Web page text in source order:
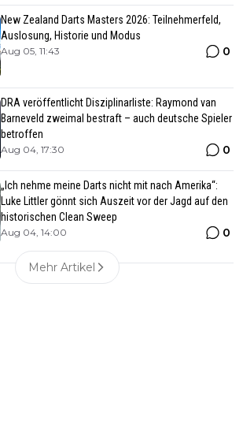
New Zealand Darts Masters 2026: Teilnehmerfeld,
Auslosung, Historie und Modus
Aug 05, 11:43 0
DRA veröffentlicht Disziplinarliste: Raymond van
Barneveld zweimal bestraft – auch deutsche Spieler
betroffen
Aug 04, 17:30 0
„Ich nehme meine Darts nicht mit nach Amerika“:
Luke Littler gönnt sich Auszeit vor der Jagd auf den
historischen Clean Sweep
Aug 04, 14:00 0
Mehr Artikel